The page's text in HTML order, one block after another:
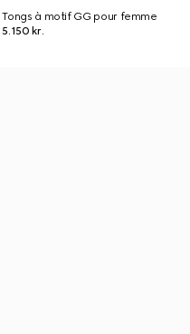
Tongs à motif GG pour femme
5.150 kr.